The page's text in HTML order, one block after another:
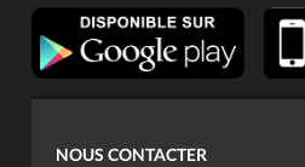
NOUS CONTACTER